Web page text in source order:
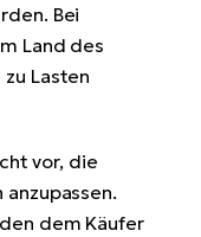
Bei
Land des
Lasten
vor, die
dem Käufer